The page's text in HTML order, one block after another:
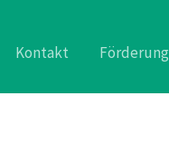
Kontakt Förderung